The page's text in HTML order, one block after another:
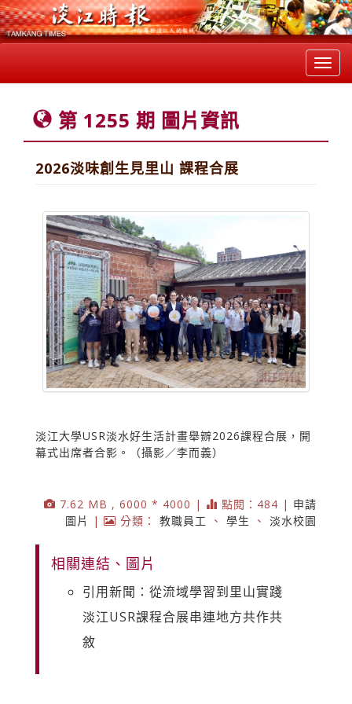
第 1255 期 圖片資訊
2026淡味創生見里山 課程合展
淡江大學USR淡水好生活計畫舉辧2026課程合展，開
幕式出席者合影。（攝影／李而義）
7.62 MB , 6000 * 4000 | 點閱：484 | 申請
圖片
| 分類： 教職員工 、 學生 、 淡水校園
相關連結、圖片
引用新聞：從流域學習到里山實踐
淡江USR課程合展串連地方共作共
敘